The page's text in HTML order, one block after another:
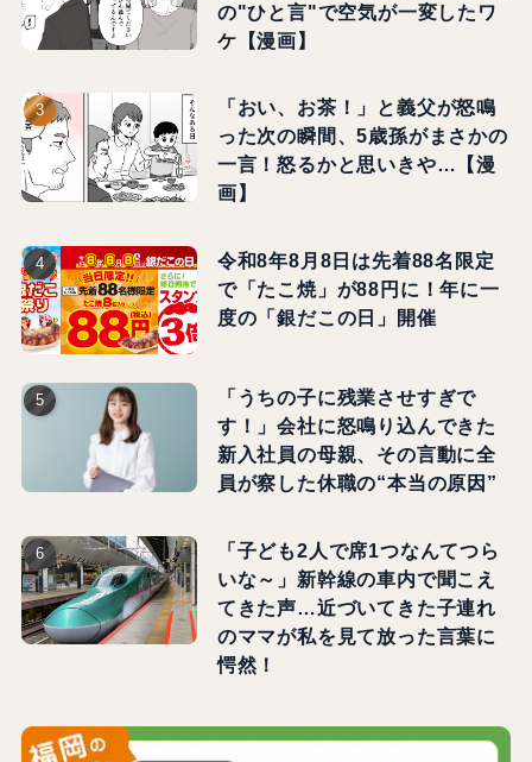
の"ひと言"で空気が一変したワ
ケ【漫画】
「おい、お茶！」と義父が怒鳴
った次の瞬間、5歳孫がまさかの
一言！怒るかと思いきや…【漫
画】
令和8年8月8日は先着88名限定
で「たこ焼」が88円に！年に一
度の「銀だこの日」開催
「うちの子に残業させすぎで
す！」会社に怒鳴り込んできた
新入社員の母親、その言動に全
員が察した休職の“本当の原因”
「子ども2人で席1つなんてつら
いな～」新幹線の車内で聞こえ
てきた声…近づいてきた子連れ
のママが私を見て放った言葉に
愕然！